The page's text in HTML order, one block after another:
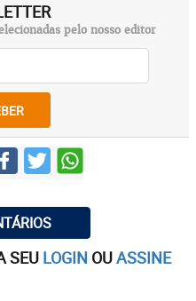
pelo nosso editor
SEU LOGIN OUASSINE